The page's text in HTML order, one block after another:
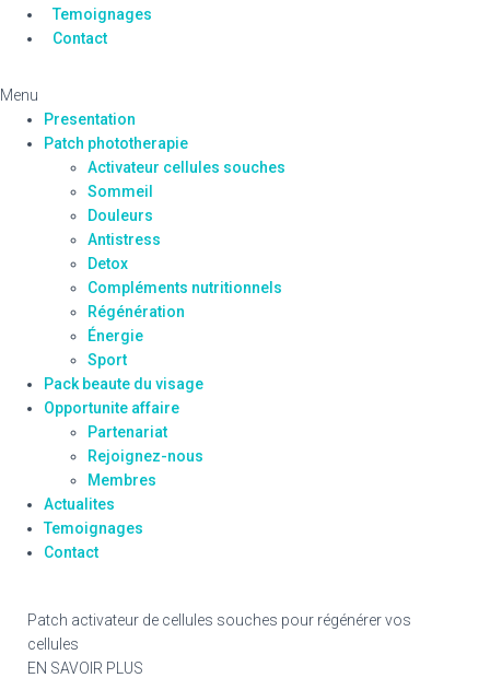
Temoignages
Contact
Menu
Presentation
Patch phototherapie
Activateur cellules souches
Sommeil
Douleurs
Antistress
Detox
Compléments nutritionnels
Régénération
Énergie
Sport
Pack beaute du visage
Opportunite affaire
Partenariat
Rejoignez-nous
Membres
Actualites
Temoignages
Contact
Patch activateur de cellules souches pour régénérer vos
cellules
EN SAVOIR PLUS